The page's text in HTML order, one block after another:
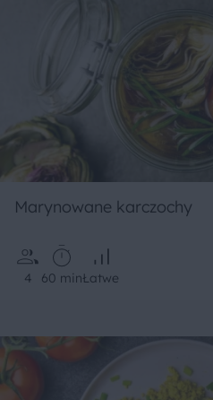
Marynowane karczochy
4 60 minŁatwe